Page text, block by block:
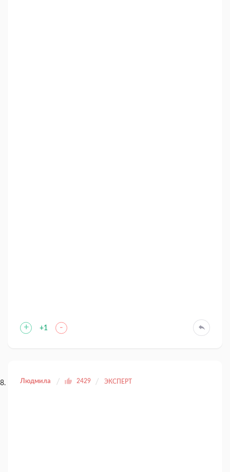
+ +1 -
Людмила 2429 ЭКСПЕРТ